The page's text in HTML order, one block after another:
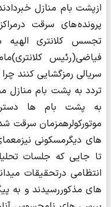
ازپشت بام منازل
پرونده های سرقت
تجسس کلانتری
فیاضی(رئیس
سریالی رمزگشایی کنند
تردد به پشت بام منازل
به پشت بام ها
موتورکولرهمزمان سرقت
های دیگرمسکونی
تا جایی که جلسات
انتظامی درتحقیقات
های مذکوررسیدند و به